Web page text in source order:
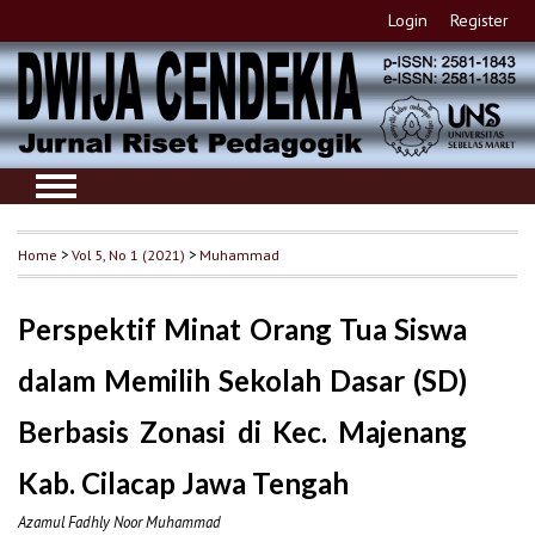
Login Register
Home >Vol 5, No 1 (2021) >Muhammad
Perspektif Minat Orang Tua Siswa
dalam Memilih Sekolah Dasar (SD)
Berbasis Zonasi di Kec. Majenang
Kab. Cilacap Jawa Tengah
Azamul Fadhly Noor Muhammad